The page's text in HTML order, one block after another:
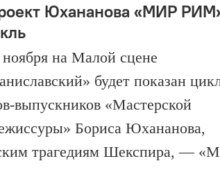
Юхананова «МИР
на Малой сцене
будет показан
выпускников «Мастерской
Бориса Юхананова,
трагедиям Шекспира, —